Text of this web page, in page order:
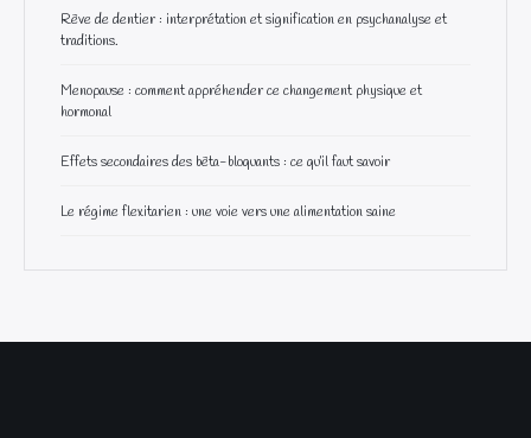
Rêve de dentier : interprétation et signification en psychanalyse et
traditions.
Menopause : comment appréhender ce changement physique et
hormonal
Effets secondaires des bêta-bloquants : ce qu’il faut savoir
Le régime flexitarien : une voie vers une alimentation saine